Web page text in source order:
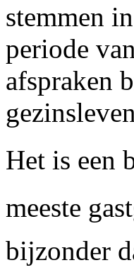
stemmen
periode
afspraken
Het is
meeste
bijzonder